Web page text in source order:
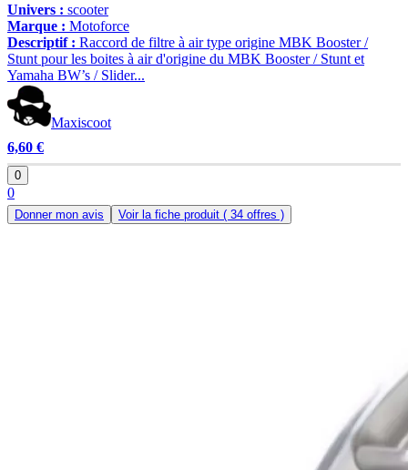
Univers : scooter
Marque : Motoforce
Descriptif : Raccord de filtre à air type origine MBK Booster /
Stunt pour les boites à air d'origine du MBK Booster / Stunt et
Yamaha BW’s / Slider...
Maxiscoot
6,60 €
0
0
Donner mon avis Voir la fiche produit ( 34 offres )